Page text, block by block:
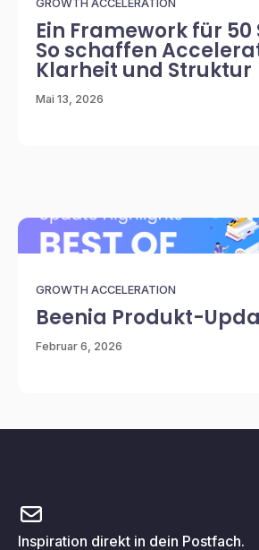
GROWTH ACCELERATION
Ein Framework für
So schaffen
Klarheit und Struktur
Mai 13, 2026
GROWTH ACCELERATION
Beenia Produkt-
Februar 6, 2026
Inspiration direkt in dein Postfach.